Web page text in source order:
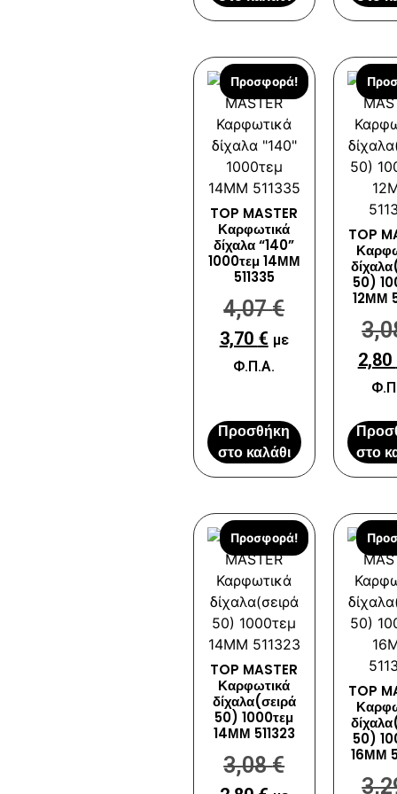
Προσφορά!
TOP MASTER
Καρφωτικά
δίχαλα “140”
1000τεμ 14ΜΜ
511335
4,07€
3,70 € με
Φ.Π.Α.
Προσθήκη
στο καλάθι
TOP
50)
12ΜΜ
2,80
στο
Προσφορά!
TOP MASTER
Καρφωτικά
δίχαλα(σειρά
50) 1000τεμ
14ΜΜ 511323
3,08€
TOP
50)
16ΜΜ